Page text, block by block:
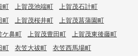
町 上賀茂池端町
上賀茂石計町
町 上賀茂桜井町
上賀茂菖蒲園町
ケ鼻町 上賀茂豊田町
上賀茂東後藤町
町 衣笠大祓町
衣笠西馬場町